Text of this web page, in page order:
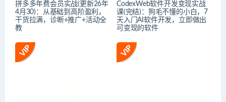
拼多多年费会员实战(更新26年
4月30)：从基础到高阶盈利，
干货拉满，诊断+推广+活动全
教
CodexWeb软件开发变现实战
课(完结)：狗毛不懂的小白，7
天入门AI软件开发，立即做出
可变现的软件